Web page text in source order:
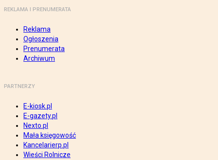
REKLAMA I PRENUMERATA
Reklama
Ogłoszenia
Prenumerata
Archiwum
PARTNERZY
E-kiosk.pl
E-gazety.pl
Nexto.pl
Mała księgowość
Kancelarierp.pl
Wieści Rolnicze